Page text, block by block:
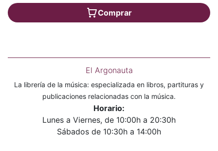
Comprar
El Argonauta
La librería de la música: especializada en libros, partituras y
publicaciones relacionadas con la música.
Horario:
Lunes a Viernes, de 10:00h a 20:30h
Sábados de 10:30h a 14:00h